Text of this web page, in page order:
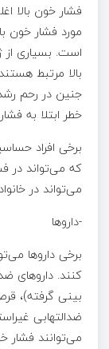
فشار خون بالا
مورد فشار خون
است. بسیاری
بالا مرتبط
خطر ابتلا به
برخی افراد
که می‌تواند در
می‌تواند در
-داروها
برخی داروها
کنند. داروهای
بینی گرفته)،
ضدالتهابی
می‌توانند فشار